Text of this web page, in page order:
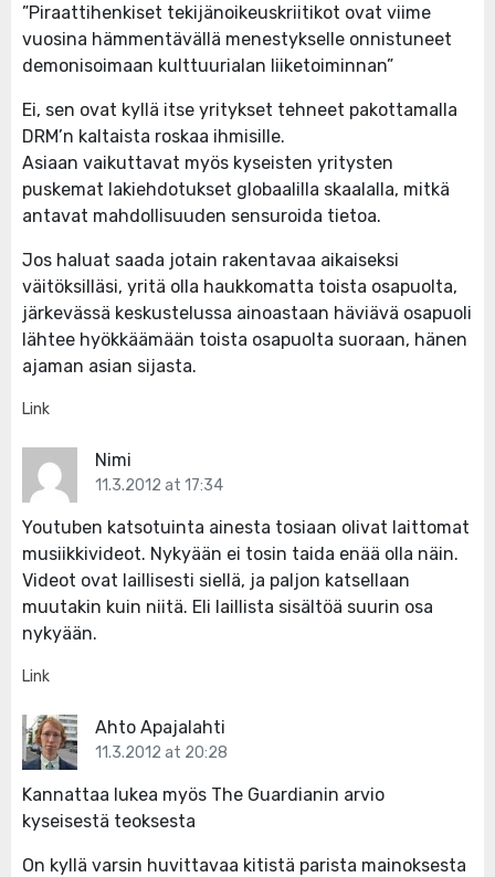
”Piraattihenkiset tekijänoikeuskriitikot ovat viime
vuosina hämmentävällä menestykselle onnistuneet
demonisoimaan kulttuurialan liiketoiminnan”
Ei, sen ovat kyllä itse yritykset tehneet pakottamalla
DRM’n kaltaista roskaa ihmisille.
Asiaan vaikuttavat myös kyseisten yritysten
puskemat lakiehdotukset globaalilla skaalalla, mitkä
antavat mahdollisuuden sensuroida tietoa.
Jos haluat saada jotain rakentavaa aikaiseksi
väitöksilläsi, yritä olla haukkomatta toista osapuolta,
järkevässä keskustelussa ainoastaan häviävä osapuoli
lähtee hyökkäämään toista osapuolta suoraan, hänen
ajaman asian sijasta.
Link
Nimi
11.3.2012 at 17:34
Youtuben katsotuinta ainesta tosiaan olivat laittomat
musiikkivideot. Nykyään ei tosin taida enää olla näin.
Videot ovat laillisesti siellä, ja paljon katsellaan
muutakin kuin niitä. Eli laillista sisältöä suurin osa
nykyään.
Link
Ahto Apajalahti
11.3.2012 at 20:28
Kannattaa lukea myös The Guardianin arvio
kyseisestä teoksesta
On kyllä varsin huvittavaa kitistä parista mainoksesta